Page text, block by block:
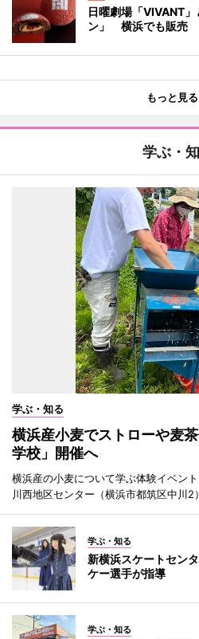
日曜劇場「VIVANT
ン」 横浜でも販売
もっと見る
学ぶ・
学ぶ・知る
横浜産小麦でストローや麦
学校」開催へ
横浜産の小麦について学ぶ体験イベン
川西地区センター（横浜市都筑区中川2
学ぶ・知る
新横浜スケートセン
ケー選手が指導
学ぶ・知る